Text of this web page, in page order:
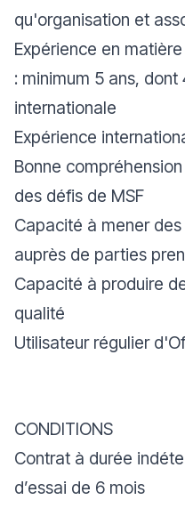
qu'organisation et
Expérience en
: minimum 5 ans, dont
internationale
Expérience
Bonne
des défis de MSF
Capacité à mener
auprès de parties
Capacité à produire
qualité
Utilisateur régulier
CONDITIONS
Contrat à durée
d’essai de 6 mois